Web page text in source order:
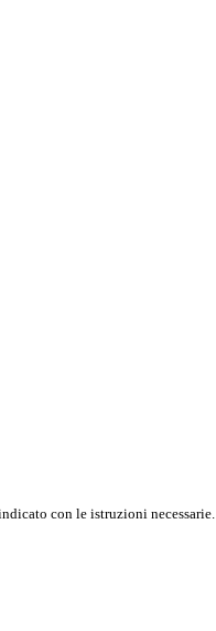
con le istruzioni necessarie.